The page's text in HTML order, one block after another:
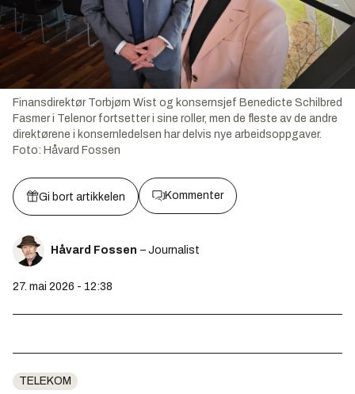
Finansdirektør Torbjørn Wist og konsernsjef Benedicte Schilbred
Fasmer i Telenor fortsetter i sine roller, men de fleste av de andre
direktørene i konsernledelsen har delvis nye arbeidsoppgaver.
Foto: Håvard Fossen
Gi bort artikkelen Kommenter
Håvard Fossen – Journalist
27. mai 2026 - 12:38
TELEKOM